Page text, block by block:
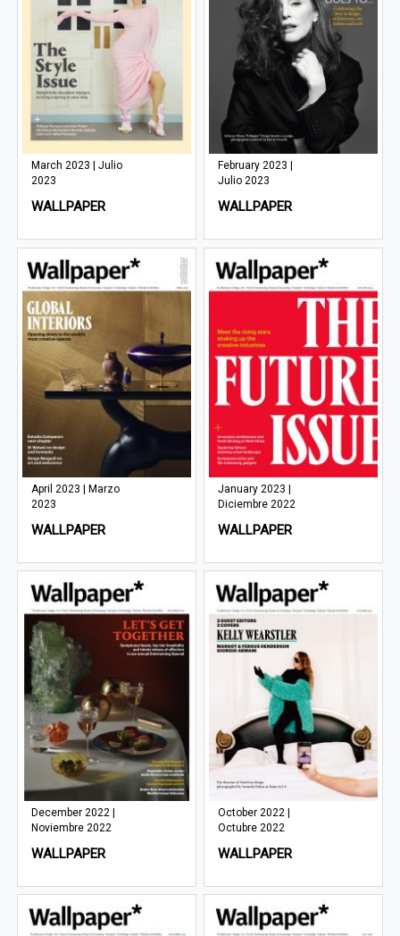
March 2023 | Julio
2023
WALLPAPER
February 2023 |
Julio 2023
WALLPAPER
April 2023 | Marzo
2023
WALLPAPER
January 2023 |
Diciembre 2022
WALLPAPER
December 2022 |
Noviembre 2022
WALLPAPER
October 2022 |
Octubre 2022
WALLPAPER